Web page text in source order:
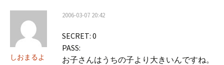
しおまるよ
2006-03-07 20:42
SECRET: 0
PASS:
お子さんはうちの子より大きいんですね。